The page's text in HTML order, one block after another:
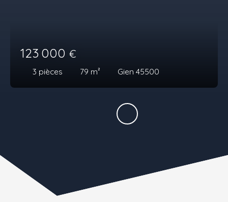
123 000 €
3 pièces 79 m² Gien 45500